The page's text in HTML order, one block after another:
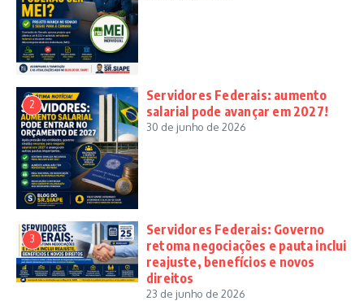
2
Servidores Federais: aumento
salarial pode avançar em 2027!
30 de junho de 2026
3
Servidores Federais: Governo
retoma negociações e pauta inclui
reajuste, benefícios e novos
direitos
23 de junho de 2026